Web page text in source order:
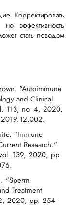
Корректировать
эффективность
стать поводом
"Autoimmune
and Clinical
113, no. 4, 2020,
"Immune
Research."
139, 2020, pp.
"Sperm
Treatment
2020, pp. 254-